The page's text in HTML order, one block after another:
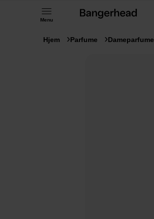
Menu
Hjem Parfume Dameparfume